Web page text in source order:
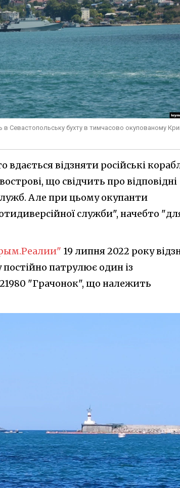
Севастопольську бухту в тимчасово окупованому
відзняти російські
що свідчить про відповідні
Але при цьому окупанти
служби", начебто
19 липня 2022 року
патрулює один із
"Грачонок", що належить